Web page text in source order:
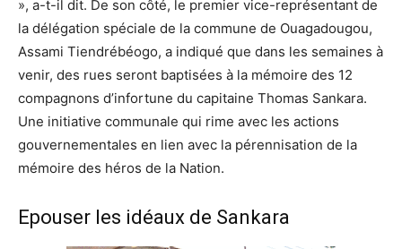
», a-t-il dit. De son côté, le premier vice-représentant de
la délégation spéciale de la commune de Ouagadougou,
Assami Tiendrébéogo, a indiqué que dans les semaines à
venir, des rues seront baptisées à la mémoire des 12
compagnons d’infortune du capitaine Thomas Sankara.
Une initiative communale qui rime avec les actions
gouvernementales en lien avec la pérennisation de la
mémoire des héros de la Nation.
Epouser les idéaux de Sankara